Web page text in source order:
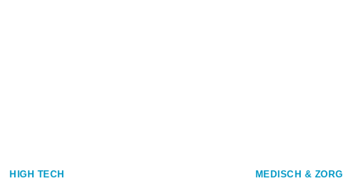
HIGH TECH MEDISCH & ZORG